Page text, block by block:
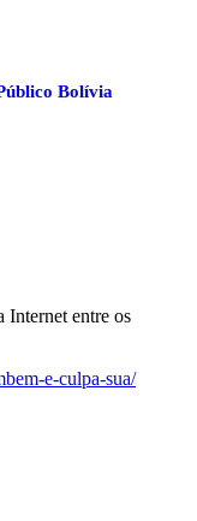
Bolívia
Internet entre os
e-culpa-sua/